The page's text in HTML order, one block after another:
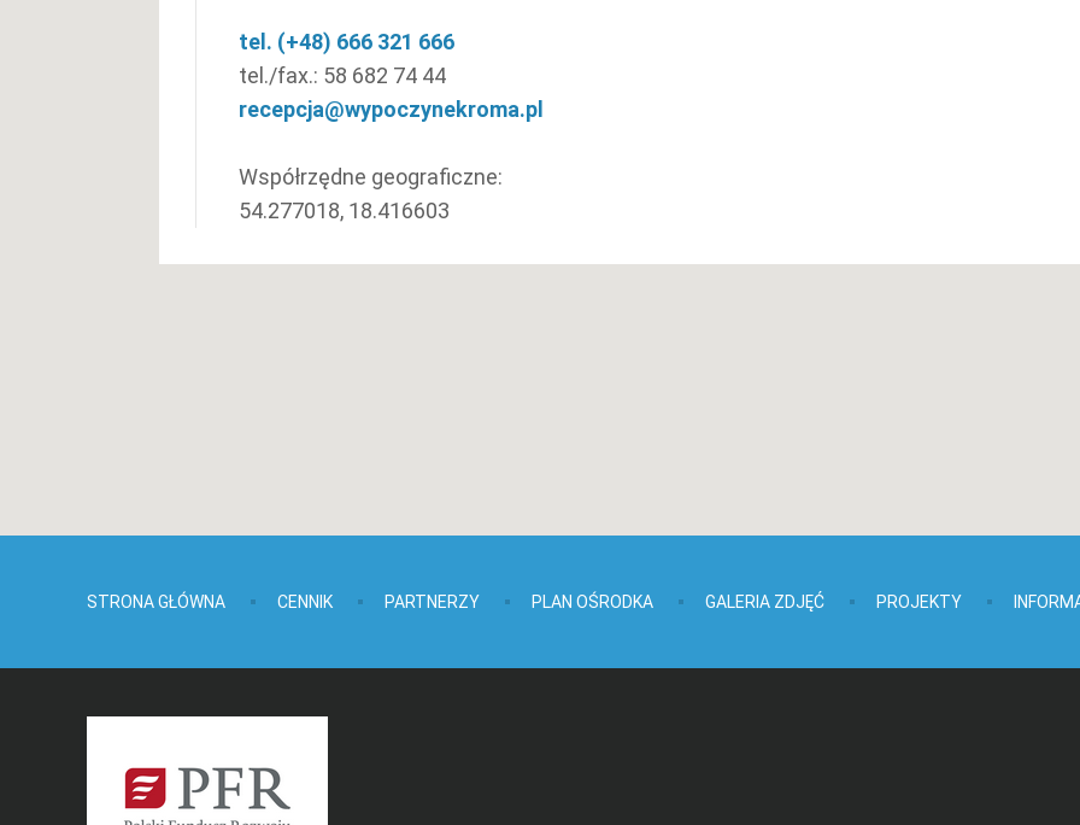
tel. (+48) 666 321 666
tel./fax.: 58 682 74 44
recepcja@wypoczynekroma.pl
Współrzędne geograficzne:
54.277018, 18.416603
STRONA GŁÓWNA CENNIK PARTNERZY PLAN OŚRODKA GALERIA ZDJĘĆ PROJEKTY